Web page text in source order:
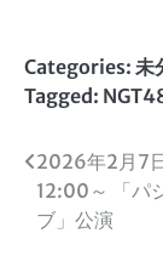
Categories: 未
Tagged:
投
稿
2026年2月7日
12:00～ 「パ
ブ」公演